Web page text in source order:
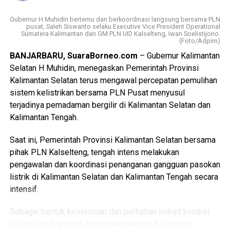
dibarengi dengan budaya menjaga kebersihan, dimulai dari
lingkungan masing masing.
“Program tukar sampah dengan sembako harus menjadi
budaya. Kebersihan harus dimulai dari lingkungan masing-
masing.”
Lebih lanjut, Gubernur H. Muhidin juga mendorong
rehabilitasi hutan melalui penanaman tanaman produktif
sekitar.
“Hutan harus memberi manfaat bagi masyarakat melalui
tanaman produktif seperti durian, manggis, rambutan,
langsat, dan lainnya.”ujarnya.
Selain itu, Gubernur H. Muhidin menilai potensi jutaan
Gubernur H Muhidin bertemu dan berkoordinasi langsung bersama PLN
pusat, Saleh Siswanto selaku Executive Vice President Operational
Sumatera Kalimantan dan GM PLN UID Kalselteng, Iwan Soelistijono.
(Foto/Adpim)
BANJARBARU, SuaraBorneo.com – Gubernur Kalimantan
Selatan H Muhidin, menegaskan Pemerintah Provinsi
Kalimantan Selatan terus mengawal percepatan pemulihan
sistem kelistrikan bersama PLN Pusat menyusul
terjadinya pemadaman bergilir di Kalimantan Selatan dan
Kalimantan Tengah.
Saat ini, Pemerintah Provinsi Kalimantan Selatan bersama
pihak PLN Kalselteng, tengah intens melakukan
pengawalan dan koordinasi penanganan gangguan pasokan
listrik di Kalimantan Selatan dan Kalimantan Tengah secara
intensif.
Sebagai bentuk keseriusan dan perhatian terkait kondisi